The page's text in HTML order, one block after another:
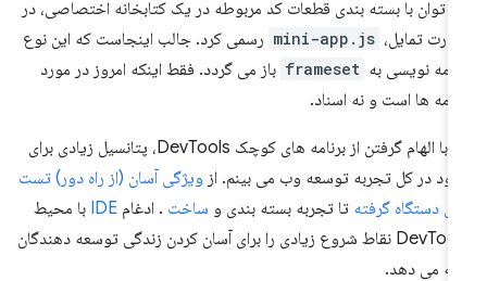
توان با بسته بندی قطعات کد مربوطه در یک کتابخانه اختصاصی، در
تمایل، mini-app.js رسمی کرد. جالب اینجاست که این نوع
نویسی به frameset باز می گردد. فقط اینکه امروز در مورد
ها است و نه اسناد.
من با الهام گرفتن از برنامه های کوچک DevTools، پتانسیل زیادی برای
در کل تجربه توسعه وب می بینم. ازویژگی آسان (از راه دور) تست
دستگاه گرفته تا تجربه بسته بندی وساخت. ادغامIDEبا محیط
DevTools نقاط شروع زیادی را برای آسان کردن زندگی توسعه دهندگان
می دهد.